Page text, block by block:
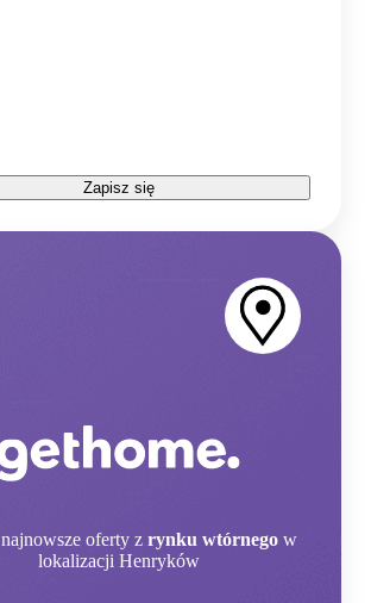
Zapisz się
najnowsze oferty z rynku wtórnego w
lokalizacji Henryków